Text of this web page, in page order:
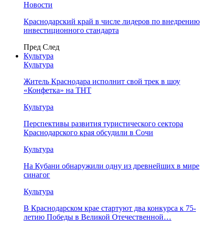
Новости
Краснодарский край в числе лидеров по внедрению
инвестиционного стандарта
Пред След
Культура
Культура
Житель Краснодара исполнит свой трек в шоу
«Конфетка» на ТНТ
Культура
Перспективы развития туристического сектора
Краснодарского края обсудили в Сочи
Культура
На Кубани обнаружили одну из древнейших в мире
синагог
Культура
В Краснодарском крае стартуют два конкурса к 75-
летию Победы в Великой Отечественной…